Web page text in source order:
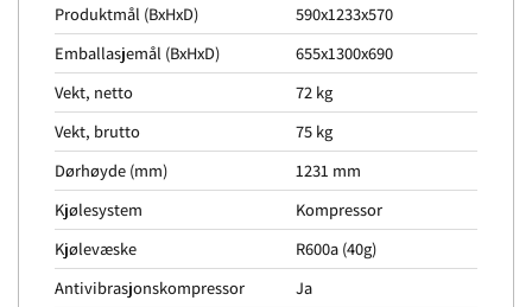
Produktmål (BxHxD)
590x1233x570
Emballasjemål (BxHxD)
655x1300x690
Vekt, netto
72 kg
Vekt, brutto
75 kg
Dørhøyde (mm)
1231 mm
Kjølesystem
Kompressor
Kjølevæske
R600a (40g)
Antivibrasjonskompressor
Ja